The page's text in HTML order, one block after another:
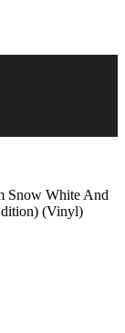
Snow White And
(Vinyl)